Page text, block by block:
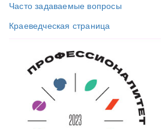
Часто задаваемые вопросы
Краеведческая страница